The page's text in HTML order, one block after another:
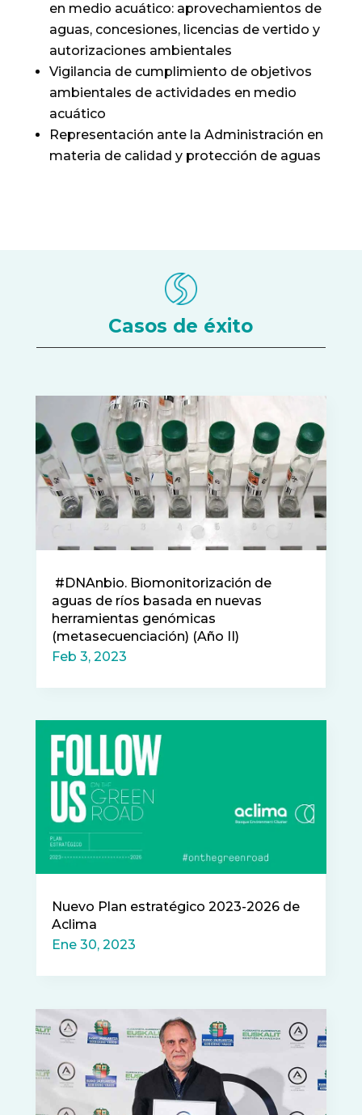
en medio acuático: aprovechamientos de
aguas, concesiones, licencias de vertido y
autorizaciones ambientales
Vigilancia de cumplimiento de objetivos
ambientales de actividades en medio
acuático
Representación ante la Administración en
materia de calidad y protección de aguas
Casos de éxito
#DNAnbio. Biomonitorización de
aguas de ríos basada en nuevas
herramientas genómicas
(metasecuenciación) (Año II)
Feb 3, 2023
Nuevo Plan estratégico 2023-2026 de
Aclima
Ene 30, 2023